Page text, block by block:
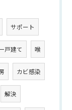
サポート
戸建て 喉
カビ感染
解決